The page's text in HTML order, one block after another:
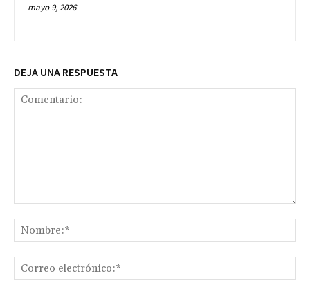
mayo 9, 2026
DEJA UNA RESPUESTA